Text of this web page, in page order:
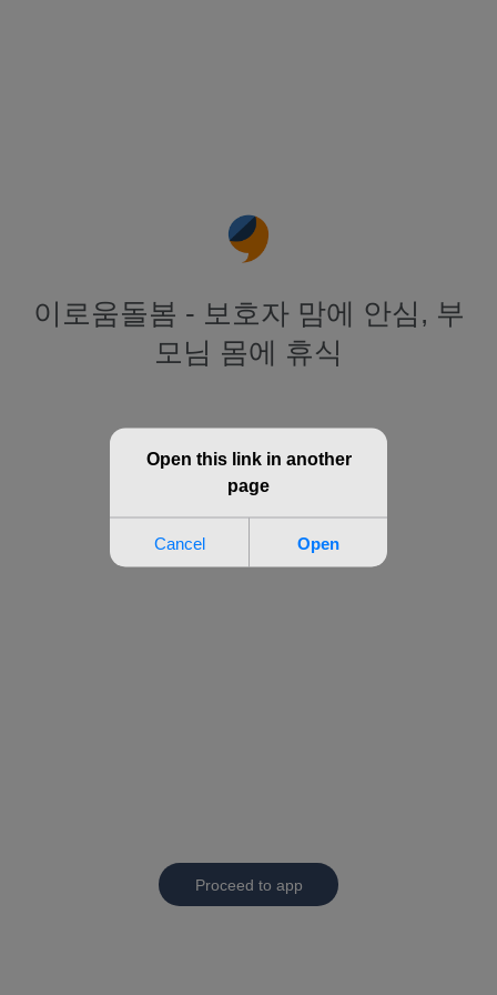
이로움돌봄 - 보호자 맘에 안심, 부
모님 몸에 휴식
Proceed to app